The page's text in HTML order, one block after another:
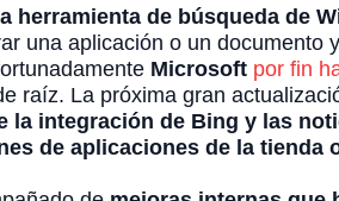
herramienta de búsqueda de
una aplicación o un documento
Microsoft por fin
raíz. La próxima gran
la integración de Bing y las
de aplicaciones de la tienda